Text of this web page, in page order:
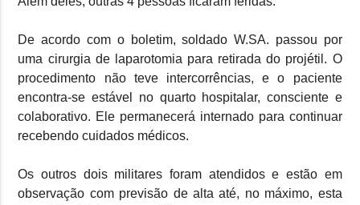
De acordo com o boletim, soldado W.SA. passou por
uma cirurgia de laparotomia para retirada do projétil. O
procedimento não teve intercorrências, e o paciente
encontra-se estável no quarto hospitalar, consciente e
colaborativo. Ele permanecerá internado para continuar
recebendo cuidados médicos.
Os outros dois militares foram atendidos e estão em
observação com previsão de alta até, no máximo, esta